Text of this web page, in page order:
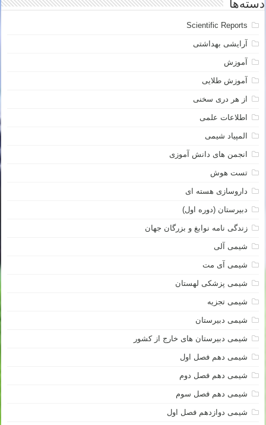
دسته‌ها
Scientific Reports
آرایشی بهداشتی
آموزش
آموزش طلایی
از هر دری سخنی
اطلاعات علمی
المپیاد شیمی
انجمن های دانش آموزی
تست هوش
داروسازی هسته ای
دبیرستان (دوره اول)
زندگی نامه نوابغ و بزرگان جهان
شیمی آلی
شیمی آی مت
شیمی پزشکی لهستان
شیمی تجزیه
شیمی دبیرستان
شیمی دبیرستان های خارج از کشور
شیمی دهم فصل اول
شیمی دهم فصل دوم
شیمی دهم فصل سوم
شیمی دوازدهم فصل اول